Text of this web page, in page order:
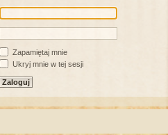
Zapamiętaj mnie
Ukryj mnie w tej sesji